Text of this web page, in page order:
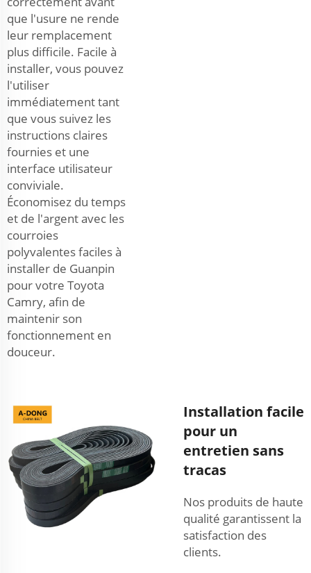
que l'usure ne rende
leur remplacement
plus difficile. Facile à
installer, vous pouvez
l'utiliser
immédiatement tant
que vous suivez les
instructions claires
fournies et une
interface utilisateur
conviviale.
Économisez du temps
et de l'argent avec les
courroies
polyvalentes faciles à
installer de Guanpin
pour votre Toyota
Camry, afin de
maintenir son
fonctionnement en
douceur.
Installation facile
pour un
entretien sans
tracas
Nos produits de haute
qualité garantissent la
satisfaction des
clients.